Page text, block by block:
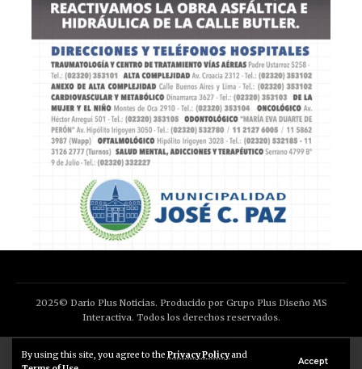
By using this site, you agree to the Privacy Policyand
Accept
2025© Dario Plus Noticias. Producido por Grupo Plus Diseño MS
Interactiva. Todos los derechos reservados.
Aviso Legal
Política de Privacidad